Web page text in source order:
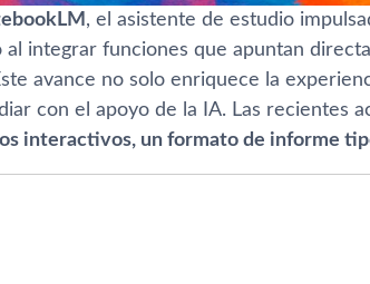
, el asistente de estudio
al integrar funciones que apuntan
avance no solo enriquece la
con el apoyo de la IA. Las recientes
interactivos, un formato de informe